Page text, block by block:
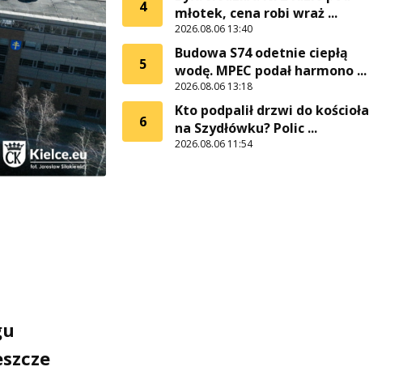
4
młotek, cena robi wraż ...
2026.08.06 13:40
5
Budowa S74 odetnie ciepłą
wodę. MPEC podał harmono ...
2026.08.06 13:18
6
Kto podpalił drzwi do kościoła
na Szydłówku? Polic ...
2026.08.06 11:54